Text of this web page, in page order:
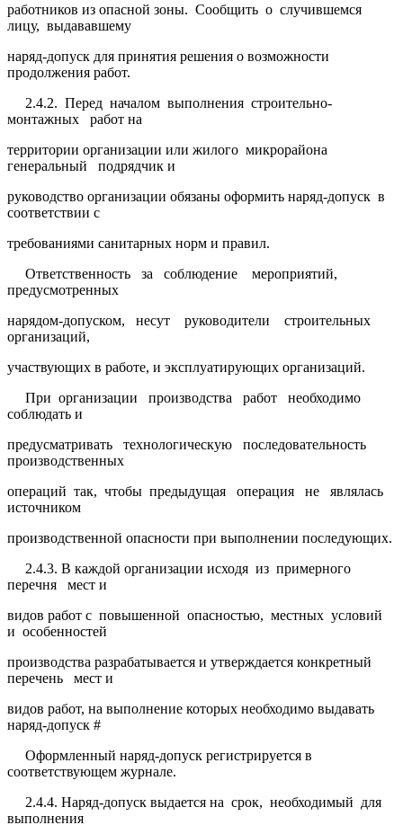
работников из опасной зоны. Сообщить о случившемся
лицу, выдававшему
наряд-допуск для принятия решения о возможности
продолжения работ.
2.4.2. Перед началом выполнения строительно-
монтажных работ на
территории организации или жилого микрорайона
генеральный подрядчик и
руководство организации обязаны оформить наряд-допуск в
соответствии с
требованиями санитарных норм и правил.
Ответственность за соблюдение мероприятий,
предусмотренных
нарядом-допуском, несут руководители строительных
организаций,
участвующих в работе, и эксплуатирующих организаций.
При организации производства работ необходимо
соблюдать и
предусматривать технологическую последовательность
производственных
операций так, чтобы предыдущая операция не являлась
источником
производственной опасности при выполнении последующих.
2.4.3. В каждой организации исходя из примерного
перечня мест и
видов работ с повышенной опасностью, местных условий
и особенностей
производства разрабатывается и утверждается конкретный
перечень мест и
видов работ, на выполнение которых необходимо выдавать
наряд-допуск #
Оформленный наряд-допуск регистрируется в
соответствующем журнале.
2.4.4. Наряд-допуск выдается на срок, необходимый для
выполнения